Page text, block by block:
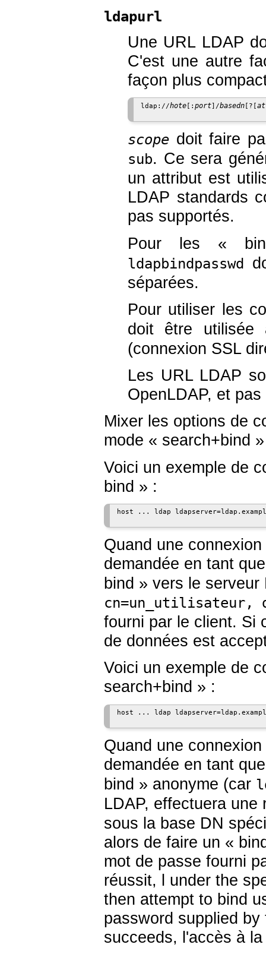
ldapurl
Une URL LDAP
C'est une autre
façon plus
ldap://hote [: port ]/basedn [?[
scope doit faire
sub. Ce sera
un attribut est
LDAP standards
pas supportés.
Pour les «
ldapbindpasswd
séparées.
Pour utiliser les
doit être
(connexion SSL
Les URL LDAP
OpenLDAP, et
Mixer les options de
mode « search+bind
Voici un exemple de
bind » :
host ... ldap
Quand une
demandée en tant
bind » vers le
cn=un_utilisateur,
fourni par le client. Si
de données est
Voici un exemple de
search+bind » :
host ... ldap
Quand une
demandée en tant
bind » anonyme (car
LDAP, effectuera
sous la base DN
alors de faire un «
mot de passe fourni
réussit, l under the
then attempt to bind
password supplied
succeeds, l'accès à